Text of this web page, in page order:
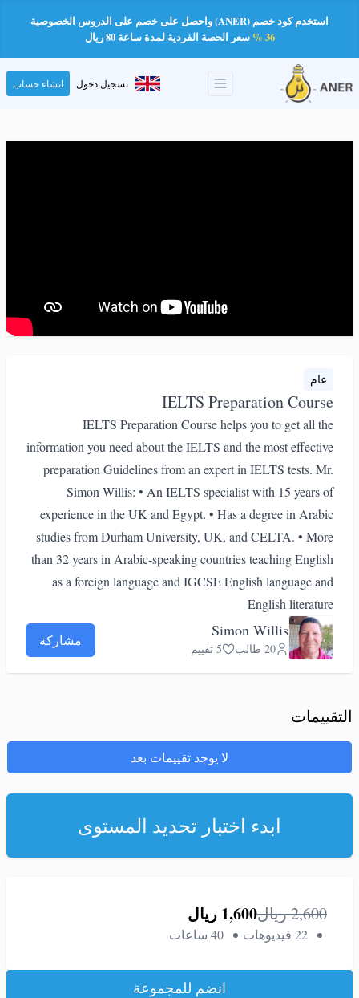
استخدم كود خصم (ANER) واحصل على خصم على الدروس الخصوصية
36 %
سعر الحصة الفردية لمدة ساعة 80 ريال
تسجيل دخول انشاء حساب
عام
IELTS Preparation Course
IELTS Preparation Course helps you to get all the
information you need about the IELTS and the most effective
preparation Guidelines from an expert in IELTS tests. Mr.
Simon Willis: • An IELTS specialist with 15 years of
experience in the UK and Egypt. • Has a degree in Arabic
studies from Durham University, UK, and CELTA. • More
than 32 years in Arabic-speaking countries teaching English
as a foreign language and IGCSE English language and
English literature
Simon Willis
20 طالب 5 تقييم
مشاركة
التقييمات
لا يوجد تقييمات بعد
ابدء اختبار تحديد المستوى
2,600ريال1,600 ريال
22 فيديوهات 40 ساعات
انضم للمجموعة